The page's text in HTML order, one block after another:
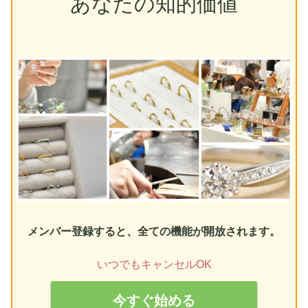
メンバー登録すると、全ての機能が開放されます。
いつでもキャンセルOK
今すぐ始める